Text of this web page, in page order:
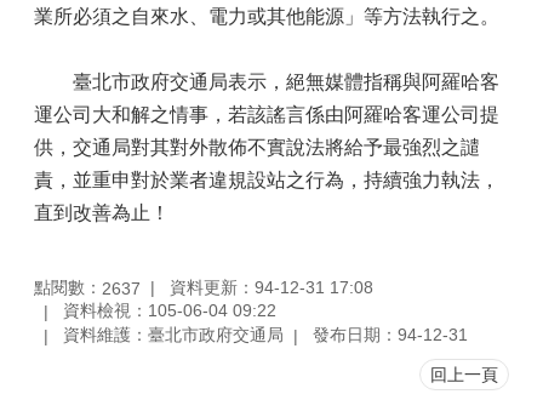
業所必須之自來水、電力或其他能源」等方法執行之。
臺北市政府交通局表示，絕無媒體指稱與阿羅哈客
運公司大和解之情事，若該謠言係由阿羅哈客運公司提
供，交通局對其對外散佈不實說法將給予最強烈之譴
責，並重申對於業者違規設站之行為，持續強力執法，
直到改善為止！
點閱數： 2637
資料更新：94-12-31 17:08
資料檢視：105-06-04 09:22
資料維護：臺北市政府交通局
發布日期：94-12-31
回上一頁